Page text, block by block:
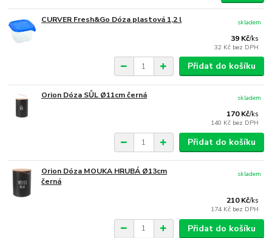
CURVER Fresh&Go Dóza plastová 1,2 l
39 Kč/ks
32 Kč bez DPH
skladem
Přidat do košíku
Orion Dóza SŮL Ø11cm černá
170 Kč/ks
140 Kč bez DPH
skladem
Přidat do košíku
Orion Dóza MOUKA HRUBÁ Ø13cm
černá
210 Kč/ks
174 Kč bez DPH
skladem
Přidat do košíku